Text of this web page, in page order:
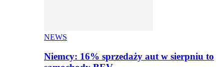
NEWS
Niemcy: 16% sprzedaży aut w sierpniu to